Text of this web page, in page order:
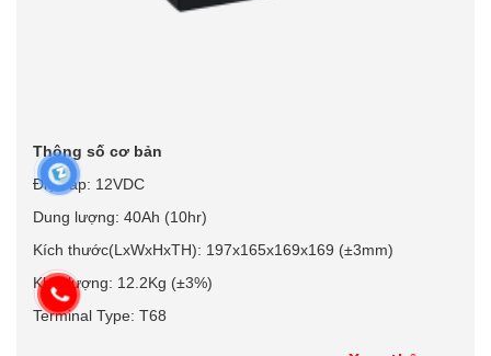
Thông số cơ bản
Điện áp: 12VDC
Dung lượng: 40Ah (10hr)
Kích thước(LxWxHxTH): 197x165x169x169 (±3mm)
Khối lượng: 12.2Kg (±3%)
Terminal Type: T68